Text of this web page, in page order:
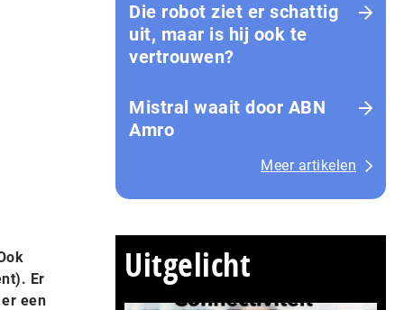
Er
een
Die robot ziet er schattig
uit, maar is hij ook te
vertrouwen?
Mistral waait door ABN
Amro
Meer artikelen
Uitgelicht